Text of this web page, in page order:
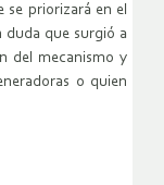
priorizará en el
duda que surgió a
del mecanismo y
o quien